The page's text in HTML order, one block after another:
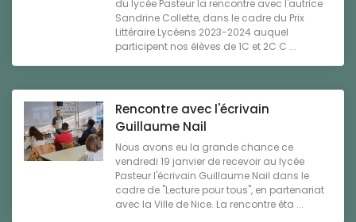
du lycée Pasteur la rencontre avec l'autrice
Sandrine Collette, dans le cadre du Prix
Littéraire Lycéens 2023-2024 auquel
participent nos élèves de 1C et 2C C ...
Rencontre avec l'écrivain
Guillaume Nail
Nous avons eu la grande chance ce
vendredi 19 janvier de recevoir au lycée
Pasteur l'écrivain Guillaume Nail dans le
cadre de "Lecture pour tous", en partenariat
avec la Ville de Nice. La rencontre éta ...